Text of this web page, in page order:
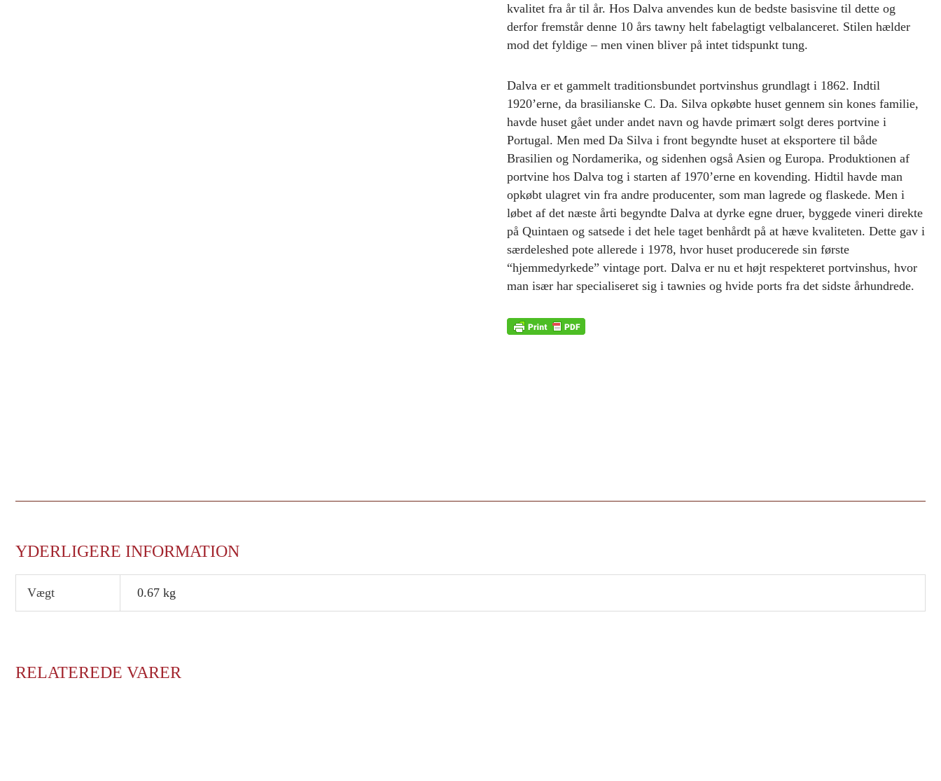
kvalitet fra år til år. Hos Dalva anvendes kun de bedste basisvine til dette og
derfor fremstår denne 10 års tawny helt fabelagtigt velbalanceret. Stilen hælder
mod det fyldige – men vinen bliver på intet tidspunkt tung.
Dalva er et gammelt traditionsbundet portvinshus grundlagt i 1862. Indtil
1920’erne, da brasilianske C. Da. Silva opkøbte huset gennem sin kones familie,
havde huset gået under andet navn og havde primært solgt deres portvine i
Portugal. Men med Da Silva i front begyndte huset at eksportere til både
Brasilien og Nordamerika, og sidenhen også Asien og Europa. Produktionen af
portvine hos Dalva tog i starten af 1970’erne en kovending. Hidtil havde man
opkøbt ulagret vin fra andre producenter, som man lagrede og flaskede. Men i
løbet af det næste årti begyndte Dalva at dyrke egne druer, byggede vineri direkte
på Quintaen og satsede i det hele taget benhårdt på at hæve kvaliteten. Dette gav i
særdeleshed pote allerede i 1978, hvor huset producerede sin første
“hjemmedyrkede” vintage port. Dalva er nu et højt respekteret portvinshus, hvor
man især har specialiseret sig i tawnies og hvide ports fra det sidste århundrede.
YDERLIGERE INFORMATION
Vægt 0.67 kg
RELATEREDE VARER